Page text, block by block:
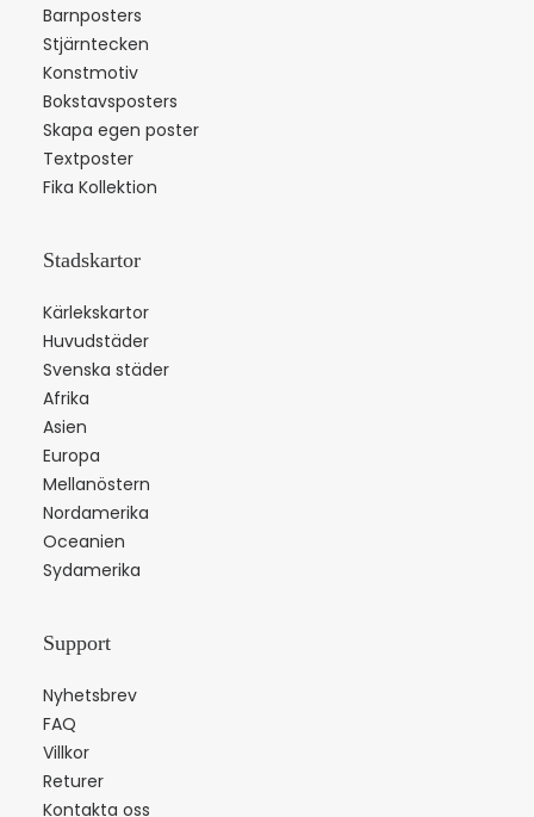
Barnposters
Stjärntecken
Konstmotiv
Bokstavsposters
Skapa egen poster
Textposter
Fika Kollektion
Stadskartor
Kärlekskartor
Huvudstäder
Svenska städer
Afrika
Asien
Europa
Mellanöstern
Nordamerika
Oceanien
Sydamerika
Support
Nyhetsbrev
FAQ
Villkor
Returer
Kontakta oss